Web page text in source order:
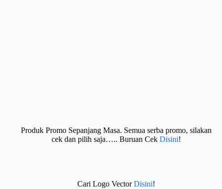
Produk Promo Sepanjang Masa. Semua serba promo, silakan
cek dan pilih saja….. Buruan Cek Disini!
Cari Logo VectorDisini!